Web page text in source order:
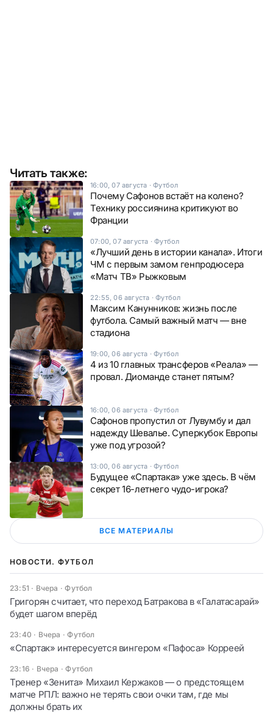
Читать также:
16:00, 07 августа ·Футбол
Почему Сафонов встаёт на колено?
Технику россиянина критикуют во
Франции
07:00, 07 августа ·Футбол
«Лучший день в истории канала». Итоги
ЧМ с первым замом генпродюсера
«Матч ТВ» Рыжковым
22:55, 06 августа ·Футбол
Максим Канунников: жизнь после
футбола. Самый важный матч — вне
стадиона
19:00, 06 августа ·Футбол
4 из 10 главных трансферов «Реала» —
провал. Диоманде станет пятым?
16:00, 06 августа ·Футбол
Сафонов пропустил от Лувумбу и дал
надежду Шевалье. Суперкубок Европы
уже под угрозой?
13:00, 06 августа ·Футбол
Будущее «Спартака» уже здесь. В чём
секрет 16-летнего чудо-игрока?
ВСЕ МАТЕРИАЛЫ
НОВОСТИ. ФУТБОЛ
23:51 · Вчера ·Футбол
Григорян считает, что переход Батракова в «Галатасарай»
будет шагом вперёд
23:40 · Вчера ·Футбол
«Спартак» интересуется вингером «Пафоса» Корреей
23:16 · Вчера ·Футбол
Тренер «Зенита» Михаил Кержаков — о предстоящем
матче РПЛ: важно не терять свои очки там, где мы
должны брать их